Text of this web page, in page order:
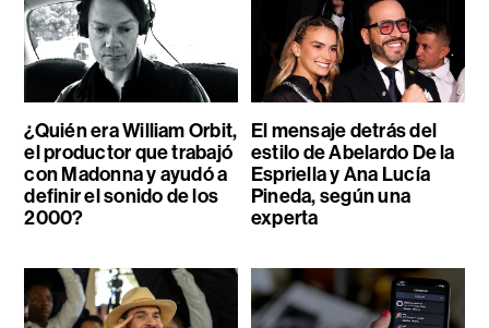
¿Quién era William Orbit,
el productor que trabajó
con Madonna y ayudó a
definir el sonido de los
2000?
El mensaje detrás del
estilo de Abelardo De la
Espriella y Ana Lucía
Pineda, según una
experta